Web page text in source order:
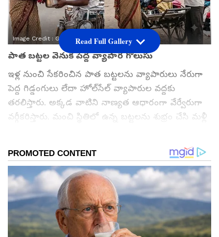
Image Credit : Gemini AI
పాత బట్టల వెనుక పెద్ద వ్యాపార గొలుసు
ఇళ్ల నుంచి సేకరించిన పాత బట్టలను వ్యాపారులు నేరుగా
పెద్ద గిడ్డంగులు లేదా హోల్‌సేల్ వ్యాపారుల వద్దకు
తరలిస్తారు. అక్కడ వాటిని నాణ్యత ఆధారంగా వేర్వేరుగా
వర్గీకరిస్తారు. మంచి స్థితిలో ఉన్న బట్టలను శుభ్రం చేసి మళ్లీ
ఉపయోగించలేని బట్టలను రీసైక్లింగ్ కోసం ప్రత్యేకంగా
పంపిస్తారు. ఇలా పాత బట్టలను మళ్లీ వినియోగించడం వల్ల
పెద్ద ఎత్తున వ్యాపారం కొనసాగుతోంది.
గూగుల్‌లో ఆసక్తికరమైన సమాచారం కోసం ఏసియానెట్ తెలుగు
ను మీ ఫ్రిఫర్డ్ సోర్స్ గా ఎంచుకోండి
Read Full Gallery